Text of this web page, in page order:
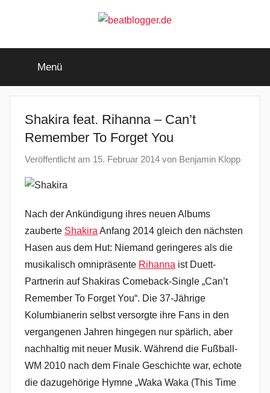
beatblogger.de
beat
goes
Menü
Shakira feat. Rihanna – Can’t
Remember To Forget You
Veröffentlicht am 15. Februar 2014 von Benjamin Klopp
Nach der Ankündigung ihres neuen Albums
zauberte Shakira Anfang 2014 gleich den nächsten
Hasen aus dem Hut: Niemand geringeres als die
musikalisch omnipräsente Rihanna ist Duett-
Partnerin auf Shakiras Comeback-Single „Can’t
Remember To Forget You“. Die 37-Jährige
Kolumbianerin selbst versorgte ihre Fans in den
vergangenen Jahren hingegen nur spärlich, aber
nachhaltig mit neuer Musik. Während die Fußball-
WM 2010 nach dem Finale Geschichte war, echote
die dazugehörige Hymne „Waka Waka (This Time